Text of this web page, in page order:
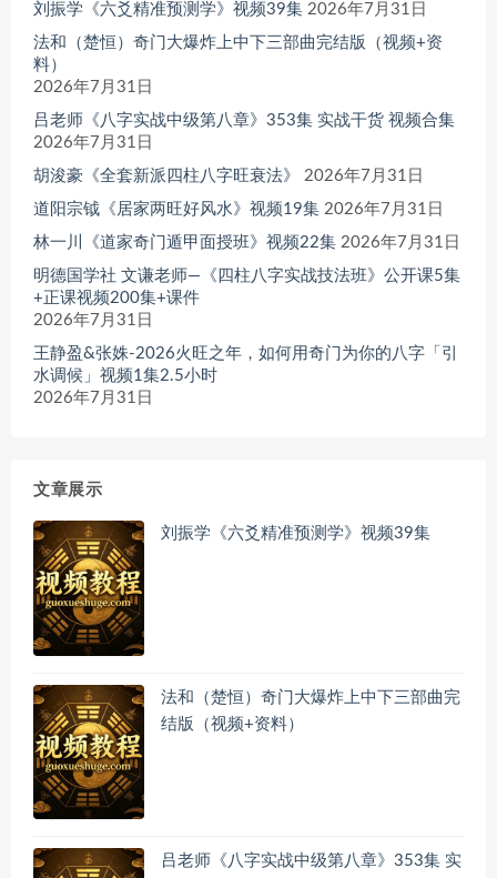
刘振学《六爻精准预测学》视频39集 2026年7月31日
法和（楚恒）奇门大爆炸上中下三部曲完结版（视频+资
料）
2026年7月31日
吕老师《八字实战中级第八章》353集 实战干货 视频合集
2026年7月31日
胡浚豪《全套新派四柱八字旺衰法》
2026年7月31日
道阳宗钺《居家两旺好风水》视频19集 2026年7月31日
林一川《道家奇门遁甲面授班》视频22集 2026年7月31日
明德国学社 文谦老师—《四柱八字实战技法班》公开课5集
+正课视频200集+课件
2026年7月31日
王静盈&张姝-2026火旺之年，如何用奇门为你的八字「引
水调候」视频1集2.5小时
2026年7月31日
文章展示
刘振学《六爻精准预测学》视频39集
法和（楚恒）奇门大爆炸上中下三部曲完
结版（视频+资料）
吕老师《八字实战中级第八章》353集 实